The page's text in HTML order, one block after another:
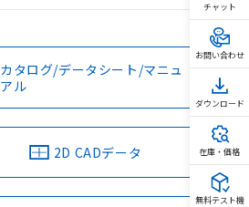
カタログ/データシート/マニュ
アル
2D CADデータ
チャット
お問い合わせ
ダウンロード
在庫・価格
無料テスト機